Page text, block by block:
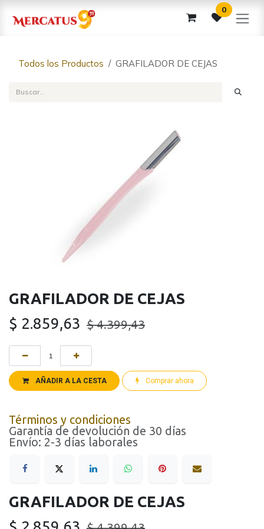
0
Todos los Productos GRAFILADOR DE CEJAS
GRAFILADOR DE CEJAS
$ 2.859,63 $4.399,43
AÑADIR A LA CESTA Comprar ahora
Términos y condiciones
Garantía de devolución de 30 días
Envío: 2-3 días laborales
GRAFILADOR DE CEJAS